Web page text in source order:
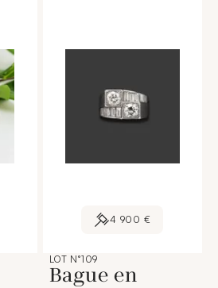
4 900 €
LOT N°109
Bague en